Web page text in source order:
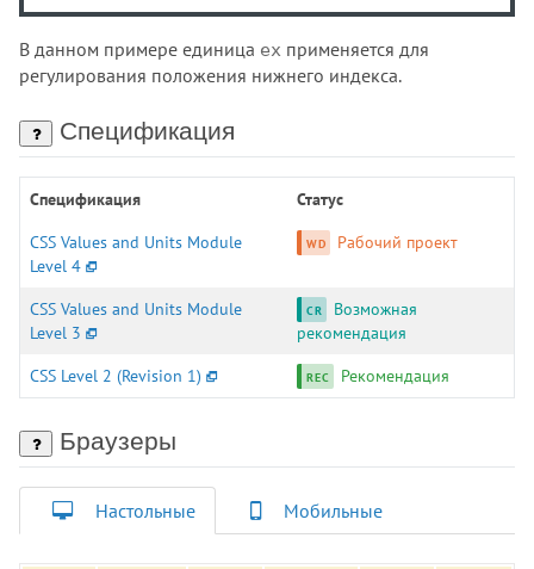
В данном примере единица ex применяется для
регулирования положения нижнего индекса.
Спецификация
Спецификация
Статус
CSS Values and Units Module
Level 4
Рабочий проект
CSS Values and Units Module
Level 3
Возможная
рекомендация
CSS Level 2 (Revision 1)
Рекомендация
Браузеры
Настольные Мобильные